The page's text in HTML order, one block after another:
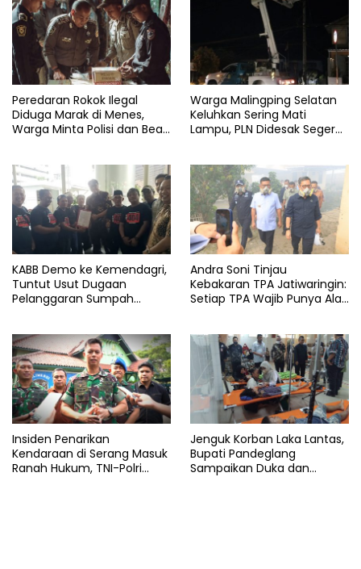
Peredaran Rokok Ilegal
Diduga Marak di Menes,
Warga Minta Polisi dan Bea
Warga Malingping Selatan
Keluhkan Sering Mati
Lampu, PLN Didesak Segera
KABB Demo ke Kemendagri,
Tuntut Usut Dugaan
Pelanggaran Sumpah
Andra Soni Tinjau
Kebakaran TPA Jatiwaringin:
Setiap TPA Wajib Punya Alat
Insiden Penarikan
Kendaraan di Serang Masuk
Ranah Hukum, TNI-Polri
Jenguk Korban Laka Lantas,
Bupati Pandeglang
Sampaikan Duka dan